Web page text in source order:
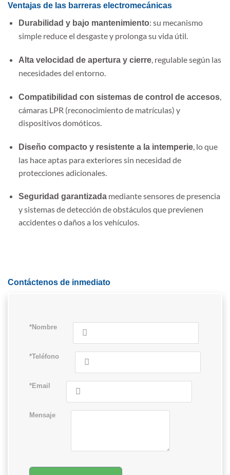
Ventajas de las barreras electromecánicas
Durabilidad y bajo mantenimiento: su mecanismo
simple reduce el desgaste y prolonga su vida útil.
Alta velocidad de apertura y cierre, regulable según las
necesidades del entorno.
Compatibilidad con sistemas de control de accesos,
cámaras LPR (reconocimiento de matrículas) y
dispositivos domóticos.
Diseño compacto y resistente a la intemperie, lo que
las hace aptas para exteriores sin necesidad de
protecciones adicionales.
Seguridad garantizadamediante sensores de presencia
y sistemas de detección de obstáculos que previenen
accidentes o daños a los vehículos.
Contáctenos de inmediato
*Nombre
*Teléfono
*Email
Mensaje